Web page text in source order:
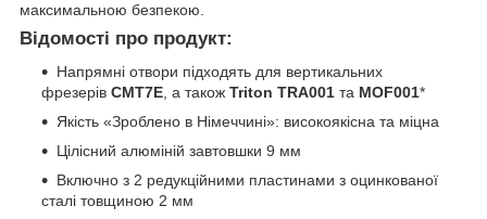
максимальною безпекою.
Відомості про продукт:
Напрямні отвори підходять для вертикальних
фрезерів CMT7E , а також Triton TRA001 та MOF001*
Якість «Зроблено в Німеччині»: високоякісна та міцна
Цілісний алюміній завтовшки 9 мм
Включно з 2 редукційними пластинами з оцинкованої
сталі товщиною 2 мм